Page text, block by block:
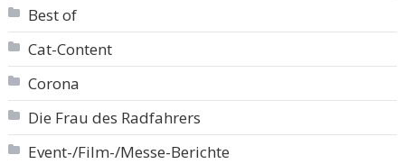
Best of
Cat-Content
Corona
Die Frau des Radfahrers
Event-/Film-/Messe-Berichte